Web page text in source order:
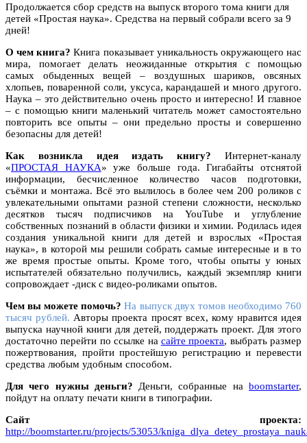
Продолжается сбор средств на выпуск второго тома книги для
детей «Простая наука». Средства на первый собрали всего за 9
дней!
О чем книга? Книга показывает уникальность окружающего нас
мира, помогает делать неожиданные открытия с помощью
самых обыденных вещей – воздушных шариков, овсяных
хлопьев, поваренной соли, уксуса, карандашей и много другого.
Наука – это действительно очень просто и интересно! И главное
– с помощью книги маленький читатель может самостоятельно
повторить все опыты – они предельно просты и совершенно
безопасны для детей!
Как возникла идея издать книгу? Интернет-каналу
«ПРОСТАЯ НАУКА» уже больше года. Гигабайты отснятой
информации, бесчисленное количество часов подготовки,
съёмки и монтажа. Всё это вылилось в более чем 200 роликов с
увлекательными опытами разной степени сложности, несколько
десятков тысяч подписчиков на YouTube и углубление
собственных познаний в области физики и химии. Родилась идея
создания уникальной книги для детей и взрослых «Простая
наука», в которой мы решили собрать самые интересные и в то
же время простые опыты. Кроме того, чтобы опыты у юных
испытателей обязательно получились, каждый экземпляр книги
сопровождает -диск с видео-роликами опытов.
Чем вы можете помочь? На выпуск двух томов необходимо 760
тысяч рублей. Авторы проекта просят всех, кому нравится идея
выпуска научной книги для детей, поддержать проект. Для этого
достаточно перейти по ссылке на сайте проекта, выбрать размер
пожертвования, пройти простейшую регистрацию и перевести
средства любым удобным способом.
Для чего нужны деньги? Деньги, собранные наboomstarter,
пойдут на оплату печати книги в типографии.
Сайт проекта:
http://boomstarter.ru/projects/53053/